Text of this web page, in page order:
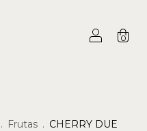
0
. Frutas . CHERRY DUE